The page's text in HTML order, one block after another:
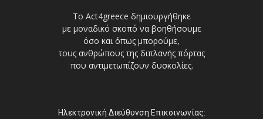
Το Act4greece δημιουργήθηκε
με μοναδικό σκοπό να βοηθήσουμε
όσο και όπως μπορούμε,
τους ανθρώπους της διπλανής πόρτας
που αντιμετωπίζουν δυσκολίες.
Ηλεκτρονική Διεύθυνση Επικοινωνίας: